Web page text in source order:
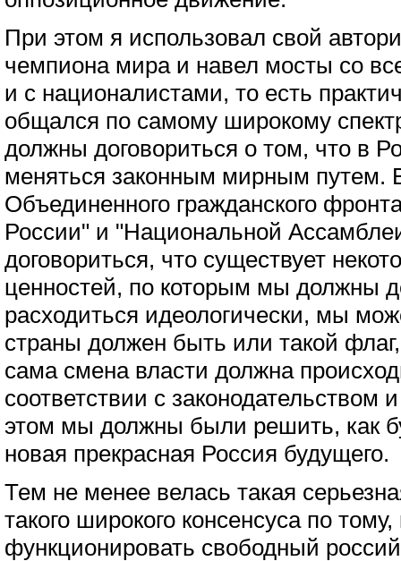
При этом я использовал свой
чемпиона мира и навел мосты со
и с националистами, то есть
общался по самому широкому
должны договориться о том, что в
меняться законным мирным путем.
Объединенного гражданского
России" и "Национальной
договориться, что существует
ценностей, по которым мы должны
расходиться идеологически, мы
страны должен быть или такой
сама смена власти должна
соответствии с законодательством
этом мы должны были решить, как
новая прекрасная Россия будущего.
Тем не менее велась такая
такого широкого консенсуса по
функционировать свободный